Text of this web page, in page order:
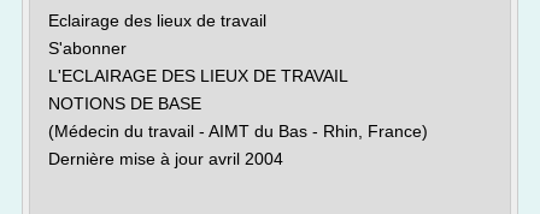
Eclairage des lieux de travail
S'abonner
L'ECLAIRAGE DES LIEUX DE TRAVAIL
NOTIONS DE BASE
(Médecin du travail - AIMT du Bas - Rhin, France)
Dernière mise à jour avril 2004